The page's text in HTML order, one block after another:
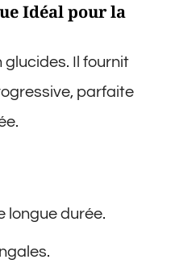
Idéal pour la
glucides. Il fournit
parfaite
longue durée.